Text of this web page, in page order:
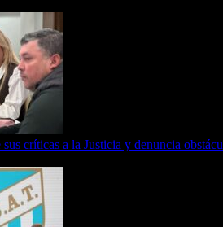
críticas a la Justicia y denuncia